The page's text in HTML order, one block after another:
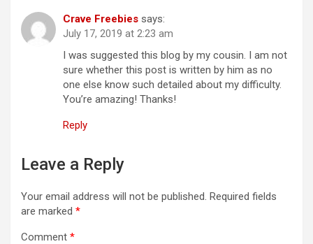
Crave Freebies says:
July 17, 2019 at 2:23 am
I was suggested this blog by my cousin. I am not
sure whether this post is written by him as no
one else know such detailed about my difficulty.
You’re amazing! Thanks!
Reply
Leave a Reply
Your email address will not be published. Required fields
are marked *
Comment *